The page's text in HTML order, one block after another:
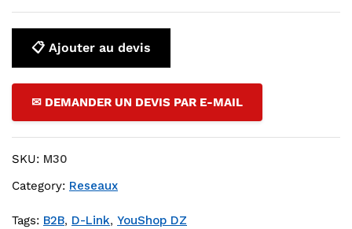
📋 Ajouter au devis
✉ DEMANDER UN DEVIS PAR E-MAIL
SKU: M30
Category: Reseaux
Tags: B2B, D-Link, YouShop DZ